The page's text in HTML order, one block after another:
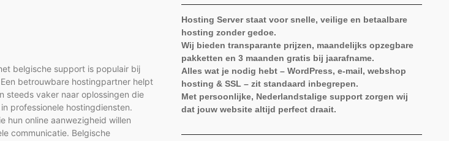
belgische support is populair bij
betrouwbare hostingpartner helpt
steeds vaker naar oplossingen die
professionele hostingdiensten.
hun online aanwezigheid willen
communicatie. Belgische
Hosting Server staat voor snelle, veilige en betaalbare
hosting zonder gedoe.
Wij bieden transparante prijzen, maandelijks opzegbare
pakketten en 3 maanden gratis bij jaarafname.
Alles wat je nodig hebt – WordPress, e-mail, webshop
hosting & SSL – zit standaard inbegrepen.
Met persoonlijke, Nederlandstalige support zorgen wij
dat jouw website altijd perfect draait.